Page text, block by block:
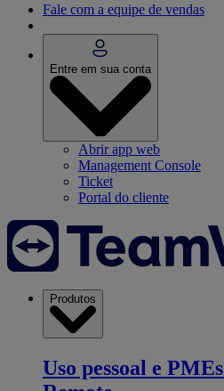
Fale com a equipe de vendas
Entre em sua conta
Abrir app web
Management Console
Ticket
Portal do cliente
Produtos
Uso pessoal e PMEs